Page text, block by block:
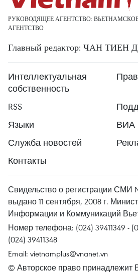
РУКОВОДЯЩЕЕ АГЕНТСТВО:
АГЕНТСТВО
Главный редактор: ЧАН ТИЕН
Интеллектуальная
собственность
RSS
Языки
ВИА
Служба новостей
Контакты
Свидельство о регистрации СМИ №
выдано 11 сентября, 2008 г.
Информации и Коммуникаций
Номер телефона: (024) 39411349 -
(024) 39411348
Email: vietnamplus@vnanet.vn
© Авторское право